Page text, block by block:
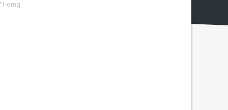
omg